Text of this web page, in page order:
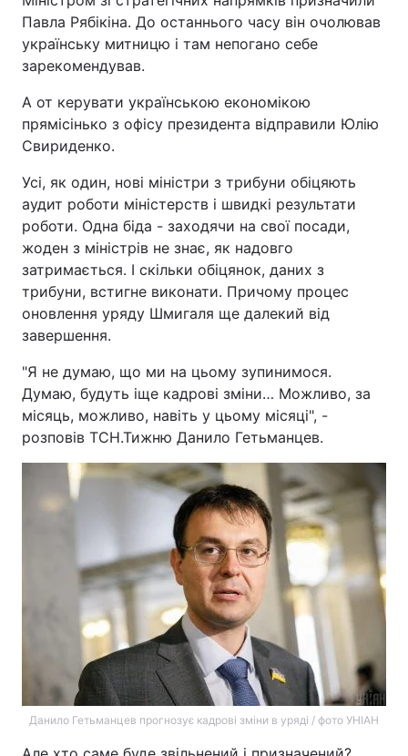
Павла Рябікіна. До останнього часу він очолював
українську митницю і там непогано себе
зарекомендував.
А от керувати українською економікою
прямісінько з офісу президента відправили Юлію
Свириденко.
Усі, як один, нові міністри з трибуни обіцяють
аудит роботи міністерств і швидкі результати
роботи. Одна біда - заходячи на свої посади,
жоден з міністрів не знає, як надовго
затримається. І скільки обіцянок, даних з
трибуни, встигне виконати. Причому процес
оновлення уряду Шмигаля ще далекий від
завершення.
"Я не думаю, що ми на цьому зупинимося.
Думаю, будуть іще кадрові зміни… Можливо, за
місяць, можливо, навіть у цьому місяці", -
розповів ТСН.Тижню Данило Гетьманцев.
Данило Гетьманцев прогнозує кадрові зміни в уряді / фото УНІАН